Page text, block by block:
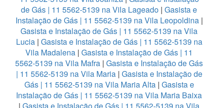
de Gás | 11 5562-5139 na Vila Lageado | Gasista e
Instalação de Gás | 11 5562-5139 na Vila Leopoldina|
Gasista e Instalação de Gás | 11 5562-5139 na Vila
Lucia| Gasista e Instalação de Gás | 11 5562-5139 na
Vila Madalena | Gasista e Instalação de Gás | 11
5562-5139 na Vila Mafra | Gasista e Instalação de Gás
| 11 5562-5139 na Vila Maria| Gasista e Instalação de
Gás | 11 5562-5139 na Vila Maria Alta| Gasista e
Instalação de Gás | 11 5562-5139 na Vila Maria Baixa